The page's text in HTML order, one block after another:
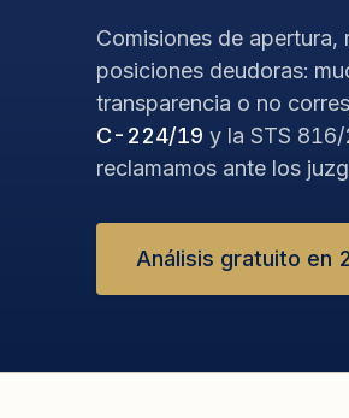
Comisiones de
posiciones deudoras:
transparencia o no
C-224/19 y la STS
reclamamos ante los
Análisis gratuito en